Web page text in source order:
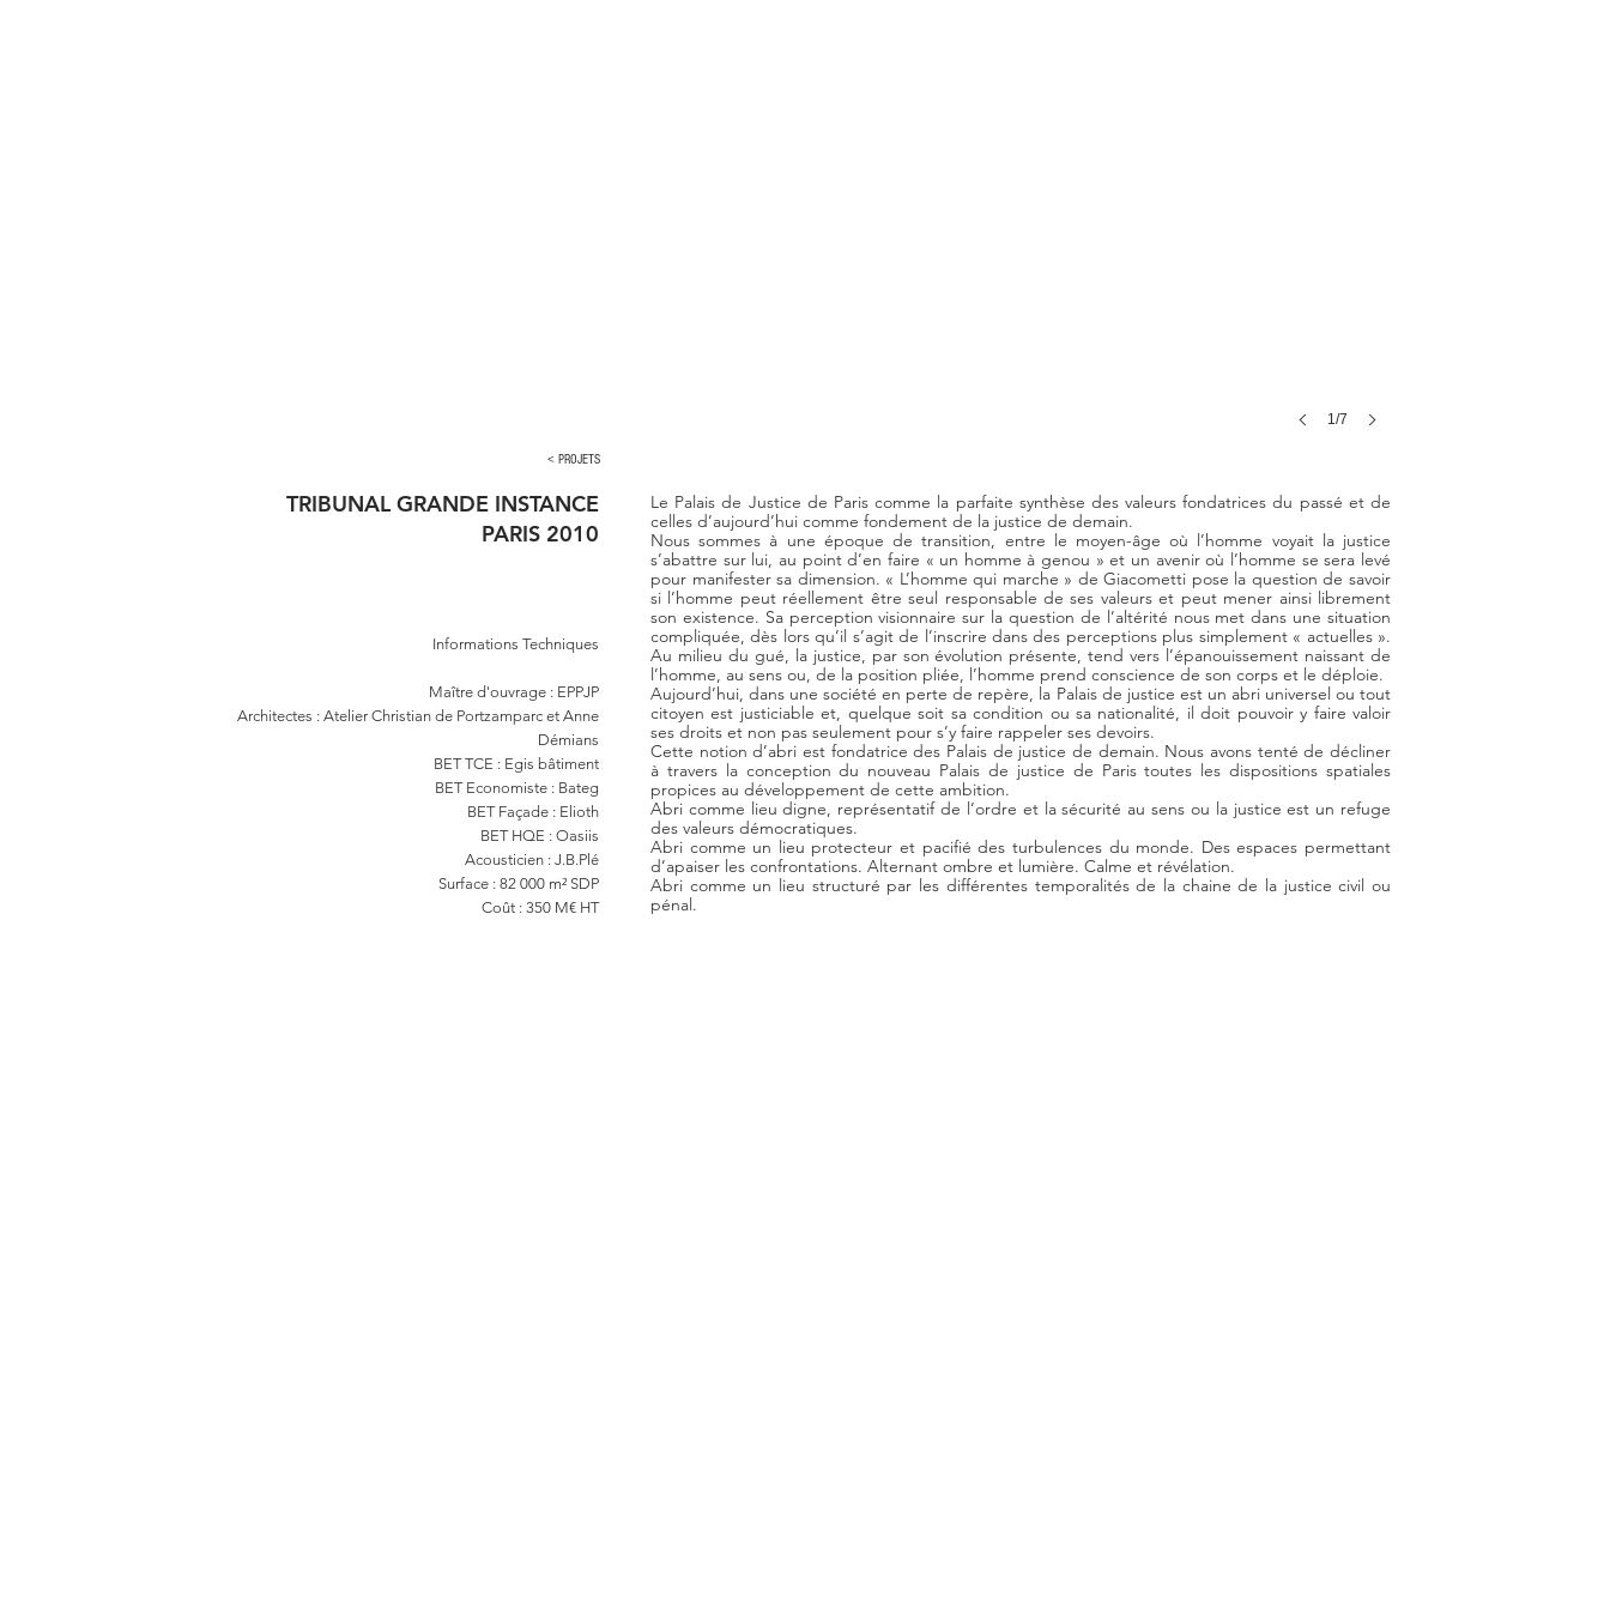
1/7
< PROJETS
TRIBUNAL GRANDE INSTANCE
PARIS 2010
Informations Techniques
Maître d'ouvrage : EPPJP
Architectes : Atelier Christian de Portzamparc et Anne
Démians
BET TCE : Egis bâtiment
BET Economiste : Bateg
BET Façade : Elioth
BET HQE : Oasiis
Acousticien : J.B.Plé
Surface : 82 000 m² SDP
Coût : 350 M€ HT
Le Palais de Justice de Paris comme la parfaite synthèse des valeurs fondatrices du passé et de
celles d’aujourd’hui comme fondement de la justice de demain.
Nous sommes à une époque de transition, entre le moyen-âge où l’homme voyait la justice
s’abattre sur lui, au point d’en faire « un homme à genou » et un avenir où l’homme se sera levé
pour manifester sa dimension. « L’homme qui marche » de Giacometti pose la question de savoir
si l’homme peut réellement être seul responsable de ses valeurs et peut mener ainsi librement
son existence. Sa perception visionnaire sur la question de l’altérité nous met dans une situation
compliquée, dès lors qu’il s’agit de l’inscrire dans des perceptions plus simplement « actuelles ».
Au milieu du gué, la justice, par son évolution présente, tend vers l’épanouissement naissant de
l’homme, au sens ou, de la position pliée, l’homme prend conscience de son corps et le déploie.
Aujourd’hui, dans une société en perte de repère, la Palais de justice est un abri universel ou tout
citoyen est justiciable et, quelque soit sa condition ou sa nationalité, il doit pouvoir y faire valoir
ses droits et non pas seulement pour s’y faire rappeler ses devoirs.
Cette notion d’abri est fondatrice des Palais de justice de demain. Nous avons tenté de décliner
à travers la conception du nouveau Palais de justice de Paris toutes les dispositions spatiales
propices au développement de cette ambition.
Abri comme lieu digne, représentatif de l’ordre et la sécurité au sens ou la justice est un refuge
des valeurs démocratiques.
Abri comme un lieu protecteur et pacifié des turbulences du monde. Des espaces permettant
d’apaiser les confrontations. Alternant ombre et lumière. Calme et révélation.
Abri comme un lieu structuré par les différentes temporalités de la chaine de la justice civil ou
pénal.